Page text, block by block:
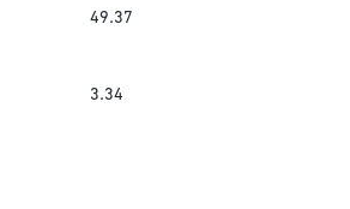
49.37
3.34